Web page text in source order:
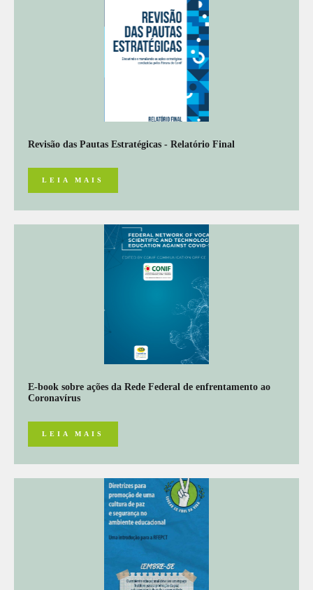
Revisão das Pautas Estratégicas - Relatório Final
LEIA MAIS
E-book sobre ações da Rede Federal de enfrentamento ao
Coronavírus
LEIA MAIS